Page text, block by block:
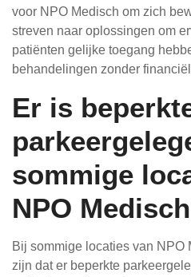
voor NPO Medisch om zich
streven naar oplossingen om
patiënten gelijke toegang
behandelingen zonder
Er is
sommige
NPO
Bij sommige locaties van NPO
zijn dat er beperkte